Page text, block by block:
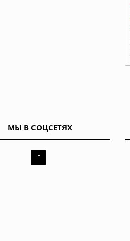
МЫ В СОЦСЕТЯХ